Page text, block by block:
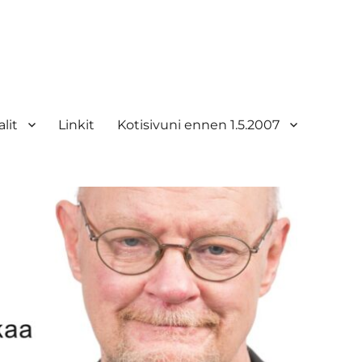
Linkit Kotisivuni ennen 1.5.2007